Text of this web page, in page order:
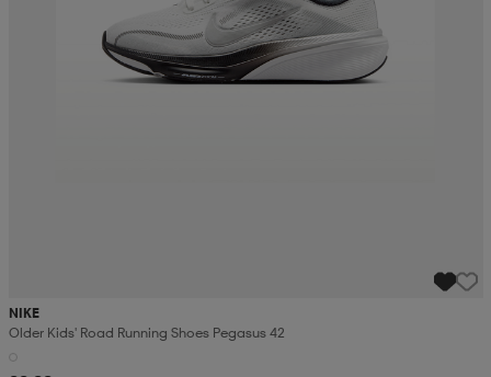
NIKE
Older Kids' Road Running Shoes Pegasus 42